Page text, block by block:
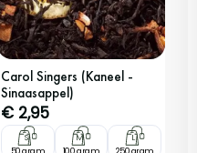
Carol Singers (kaneel -
Sinaasappel)
€ 2,95
S
M
L